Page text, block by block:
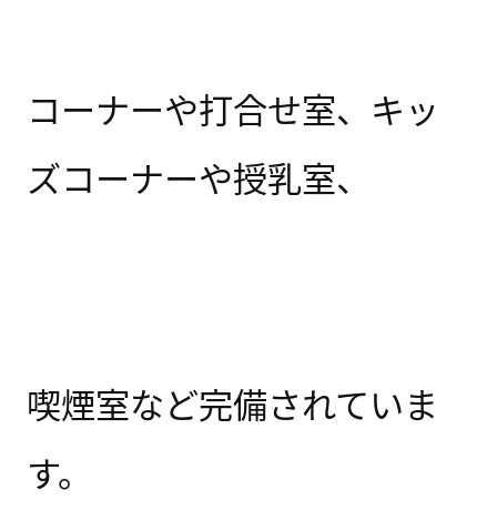
コーナーや打合せ室、キッ
ズコーナーや授乳室、
喫煙室など完備されていま
す。